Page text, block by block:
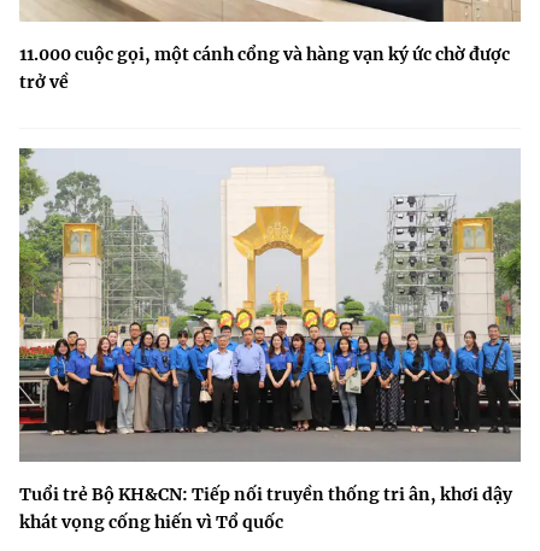
11.000 cuộc gọi, một cánh cổng và hàng vạn ký ức chờ được
trở về
Tuổi trẻ Bộ KH&CN: Tiếp nối truyền thống tri ân, khơi dậy
khát vọng cống hiến vì Tổ quốc